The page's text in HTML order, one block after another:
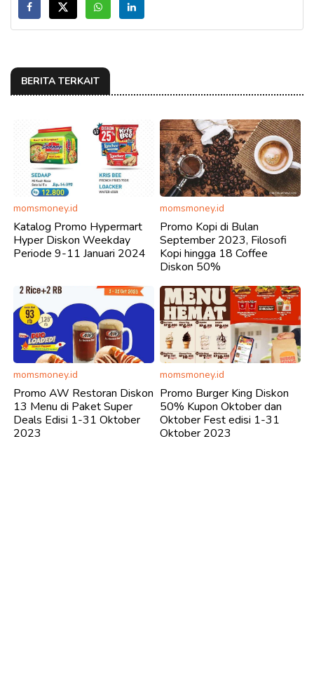
BERITA TERKAIT
momsmoney.id
Katalog Promo Hypermart
Hyper Diskon Weekday
Periode 9-11 Januari 2024
momsmoney.id
Promo Kopi di Bulan
September 2023, Filosofi
Kopi hingga 18 Coffee
Diskon 50%
momsmoney.id
Promo AW Restoran Diskon
13 Menu di Paket Super
Deals Edisi 1-31 Oktober
2023
momsmoney.id
Promo Burger King Diskon
50% Kupon Oktober dan
Oktober Fest edisi 1-31
Oktober 2023